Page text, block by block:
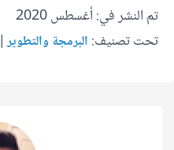
تم النشر في: أغسطس 2020
تحت تصنيف: البرمجة والتطوير|